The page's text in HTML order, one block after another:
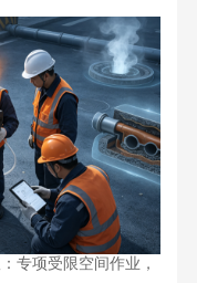
专项受限空间作业，